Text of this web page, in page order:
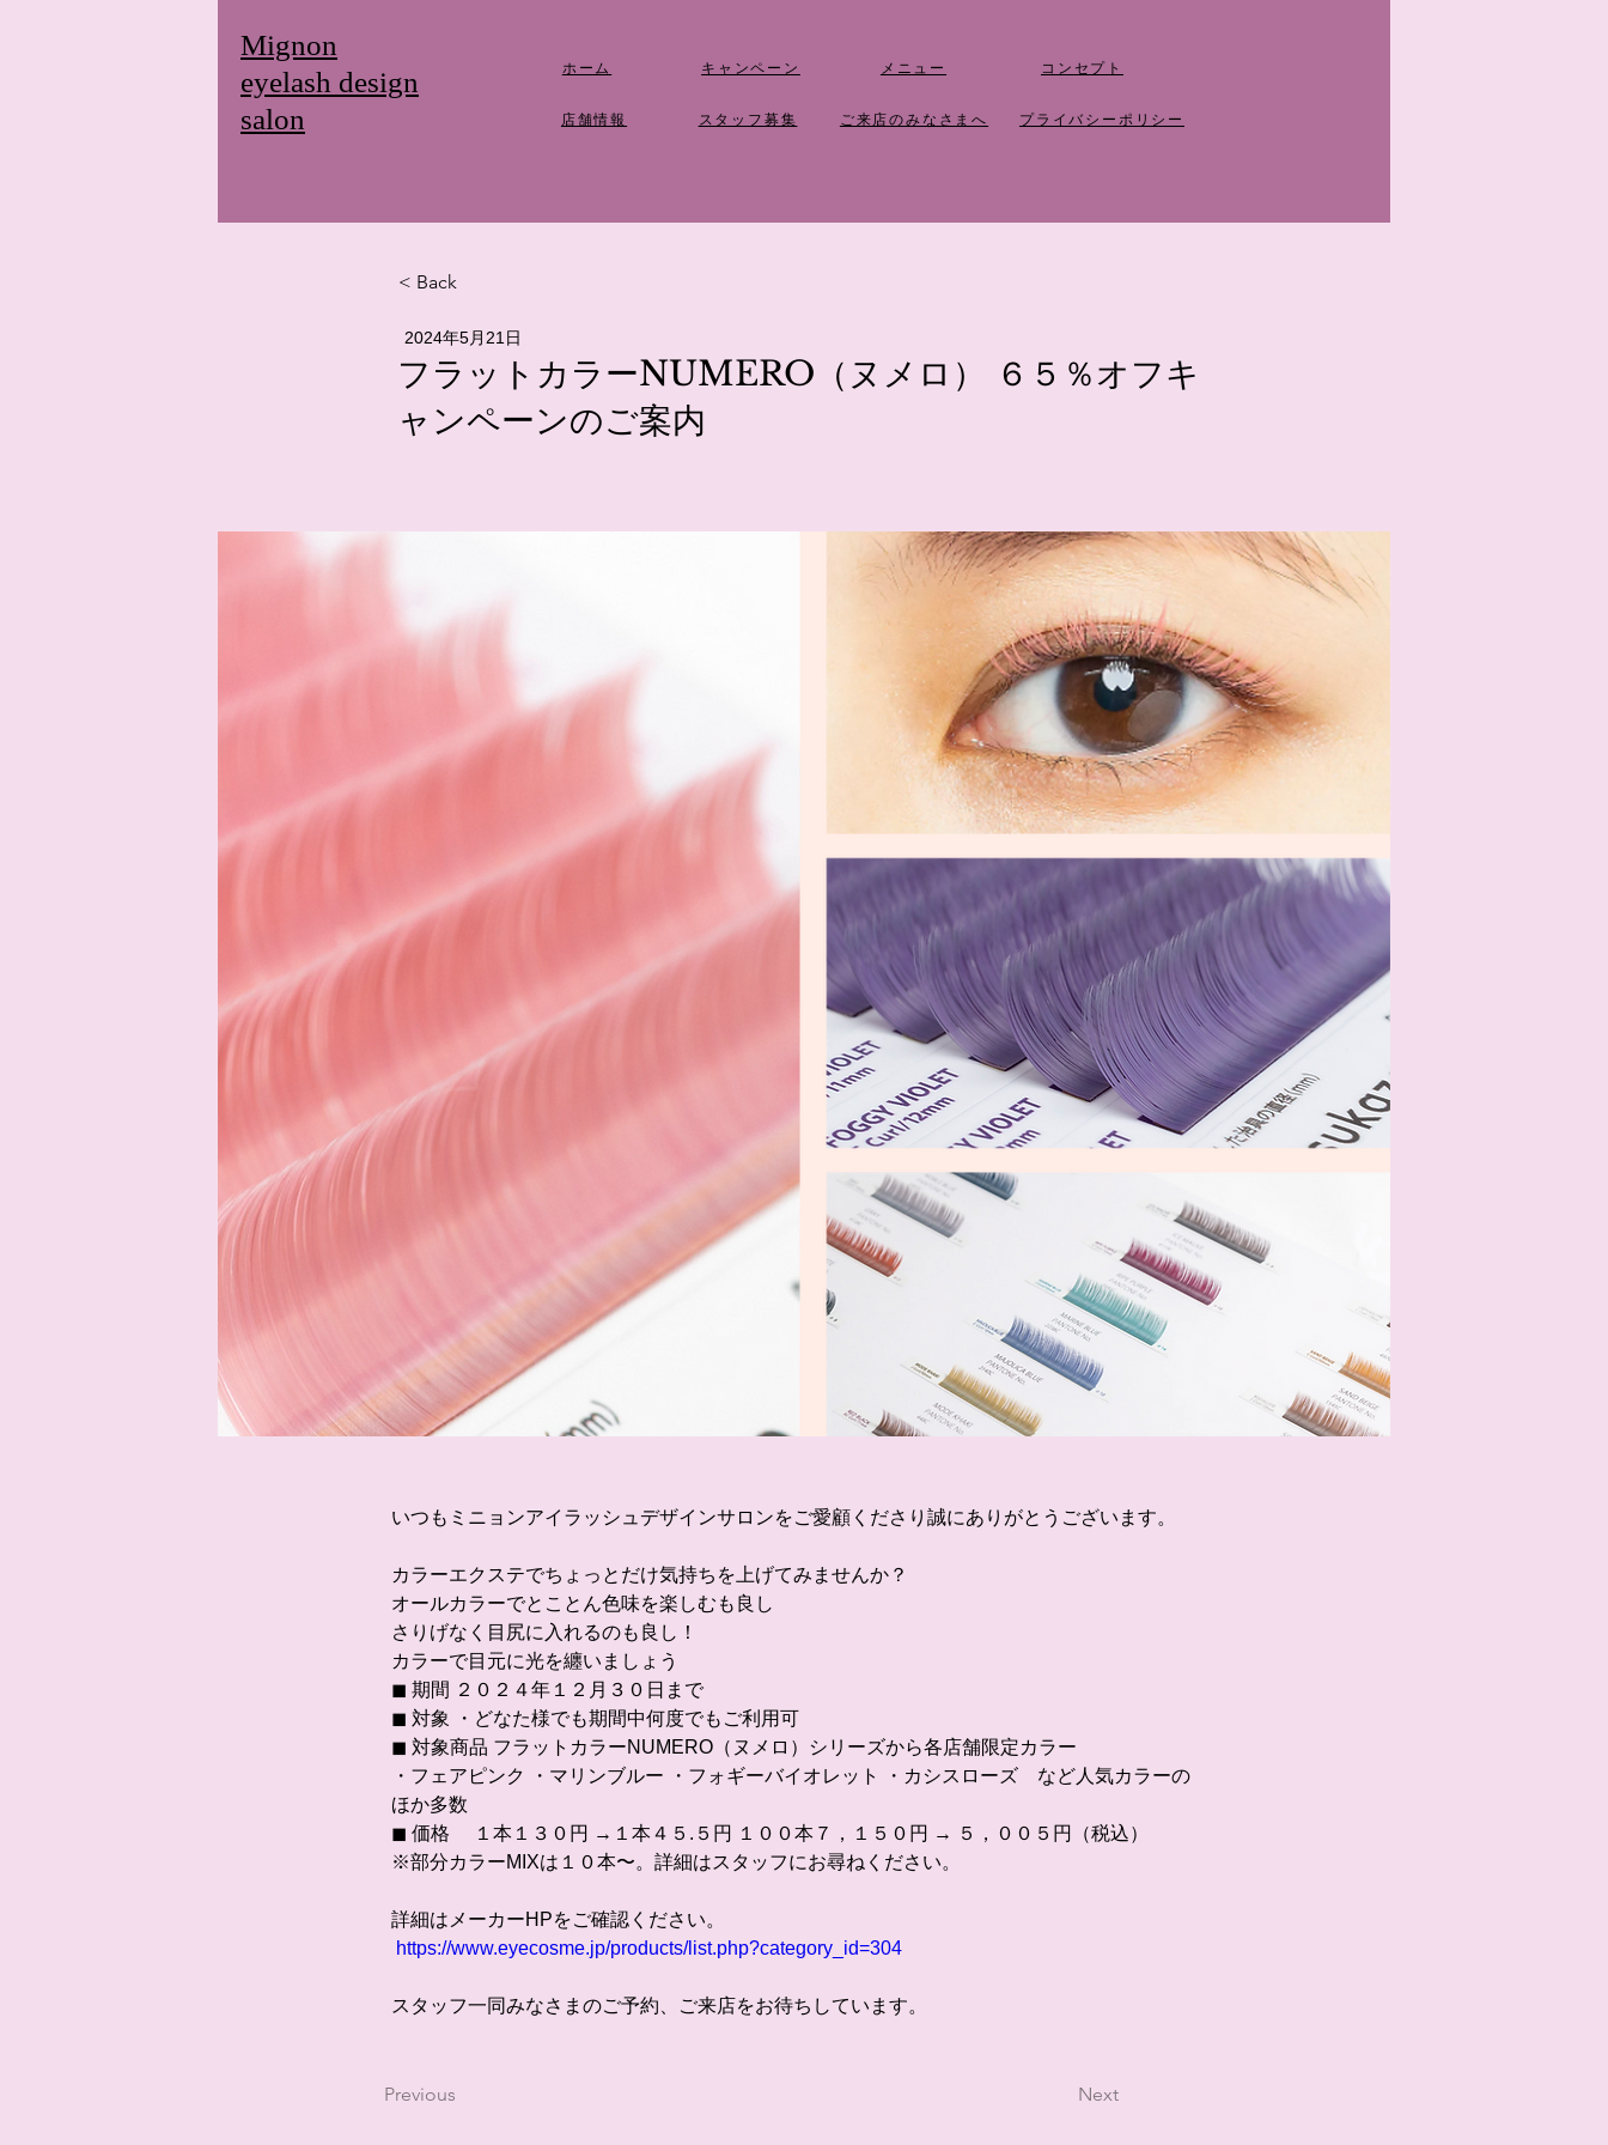
Mignon
eyelash design
salon
ホーム
店舗情報
キャンペーン
​スタッフ募集
メニュー
​ご来店のみなさまへ
​コンセプト
​プライバシーポリシー
< Back
2024年5月21日
フラットカラーNUMERO（ヌメロ） ６５％オフキ
ャンペーンのご案内
いつもミニョンアイラッシュデザインサロンをご愛顧くださり誠にありがとうございます。
カラーエクステでちょっとだけ気持ちを上げてみませんか？
オールカラーでとことん色味を楽しむも良し
さりげなく目尻に入れるのも良し！
カラーで目元に光を纏いましょう
◼ 期間 ２０２４年１２月３０日まで
◼ 対象 ・どなた様でも期間中何度でもご利用可
◼ 対象商品 フラットカラーNUMERO（ヌメロ）シリーズから各店舗限定カラー
・フェアピンク ・マリンブルー ・フォギーバイオレット ・カシスローズ　など人気カラーの
ほか多数
◼ 価格　 １本１３０円 →１本４５.５円 １００本７，１５０円 → ５，００５円（税込）
※部分カラーMIXは１０本〜。詳細はスタッフにお尋ねください。
詳細はメーカーHPをご確認ください。
https://www.eyecosme.jp/products/list.php?category_id=304
スタッフ一同みなさまのご予約、ご来店をお待ちしています。
Previous Next